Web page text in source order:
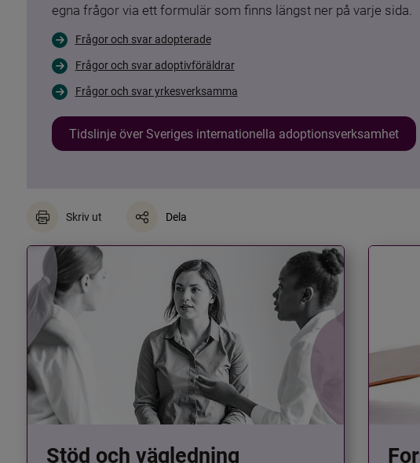
egna frågor via ett formulär som finns längst ner på varje sida.
Frågor och svar adopterade
Frågor och svar adoptivföräldrar
Frågor och svar yrkesverksamma
Tidslinje över Sveriges internationella adoptionsverksamhet
Skriv ut Dela
Stöd och vägledning